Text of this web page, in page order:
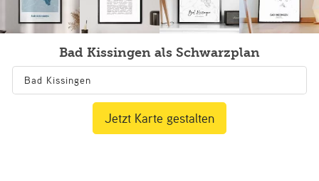
Bad Kissingen als Schwarzplan
Jetzt Karte gestalten